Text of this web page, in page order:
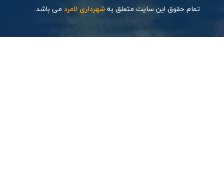
تمام حقوق این سایت متعلق به شهرداری لامرد می باشد.